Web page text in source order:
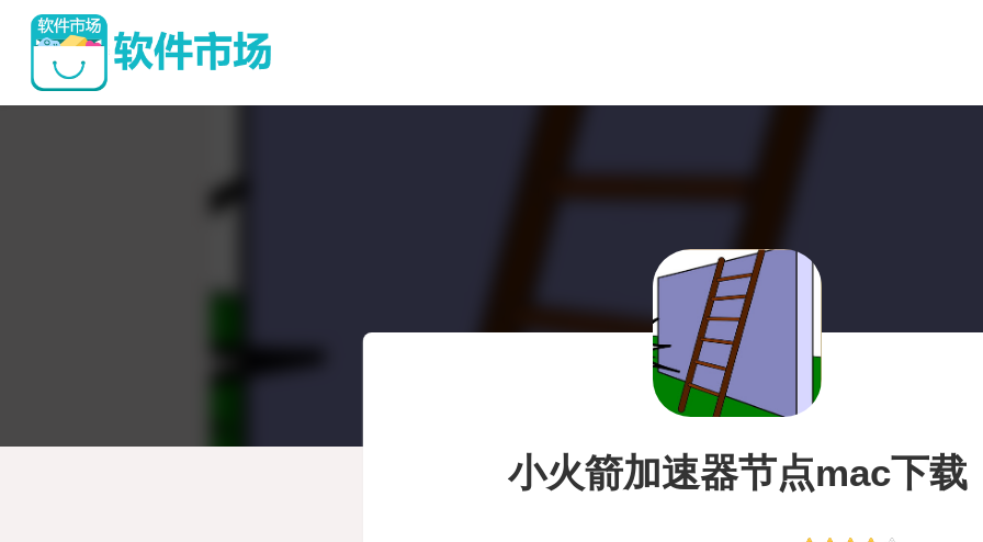
小火箭加速器节点mac下载